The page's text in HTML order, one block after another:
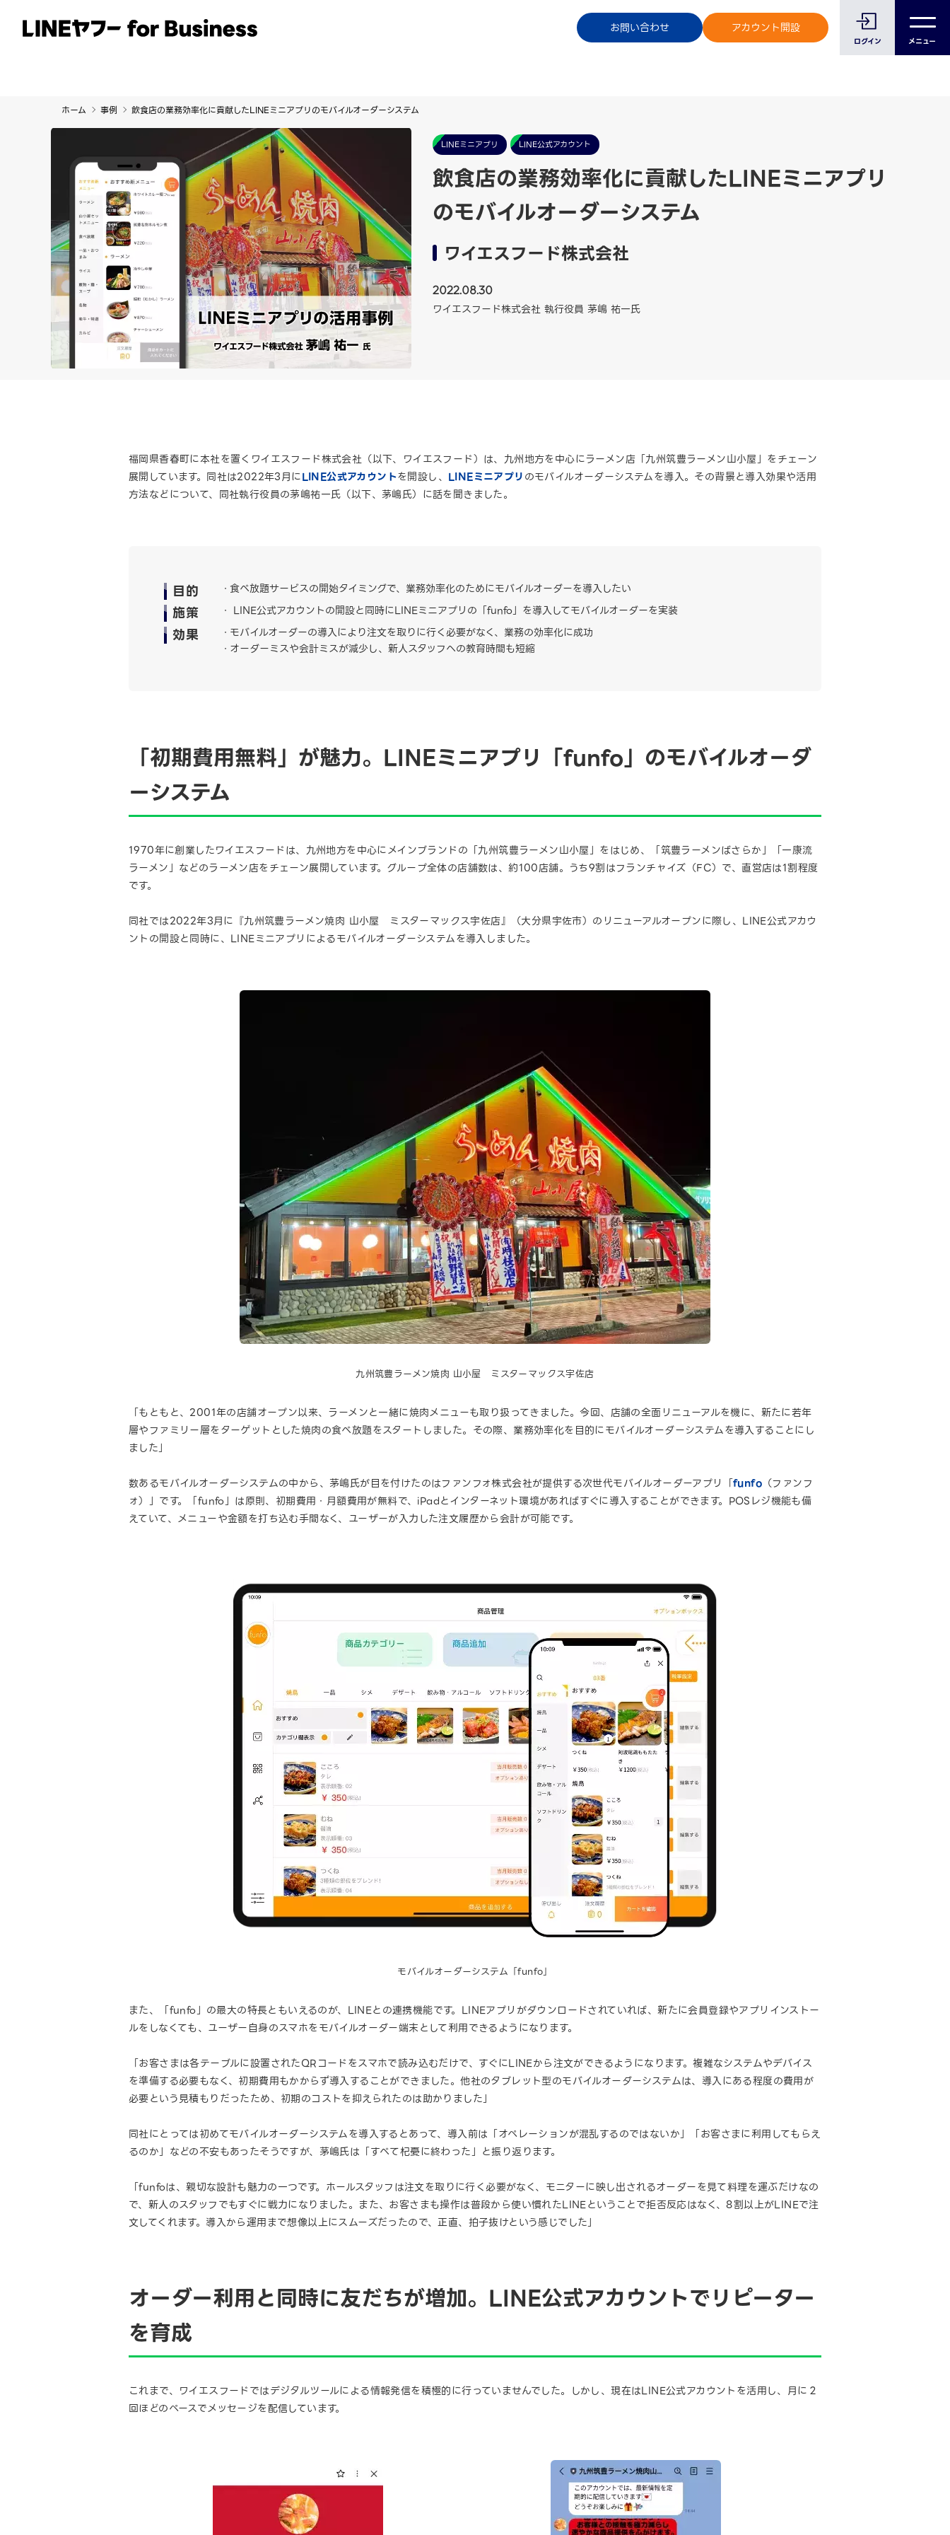
お問い合わせ アカウント開設
ログイン メニュー
サービス 事例 イベント・セミナー ご利用中のお客様へ
ホーム 事例 飲食店の業務効率化に貢献したLINEミニアプリのモバイルオーダーシステム
LINEミニアプリ LINE公式アカウント
飲食店の業務効率化に貢献したLINEミニアプリ
のモバイルオーダーシステム
ワイエスフード株式会社
2022.08.30
ワイエスフード株式会社 執行役員 茅嶋 祐一氏
福岡県香春町に本社を置くワイエスフード株式会社（以下、ワイエスフード）は、九州地方を中心にラーメン店「九州筑豊ラーメン山小屋」をチェーン
展開しています。同社は2022年3月にLINE公式アカウントを開設し、 LINEミニアプリのモバイルオーダーシステムを導入。その背景と導入効果や活用
方法などについて、同社執行役員の茅嶋祐一氏（以下、茅嶋氏）に話を聞きました。
目的 食べ放題サービスの開始タイミングで、業務効率化のためにモバイルオーダーを導入したい
施策 LINE公式アカウントの開設と同時にLINEミニアプリの「funfo」を導入してモバイルオーダーを実装
効果
モバイルオーダーの導入により注文を取りに行く必要がなく、業務の効率化に成功
オーダーミスや会計ミスが減少し、新人スタッフへの教育時間も短縮
「初期費用無料」が魅力。LINEミニアプリ「funfo」のモバイルオーダ
ーシステム
1970年に創業したワイエスフードは、九州地方を中心にメインブランドの「九州筑豊ラーメン山小屋」をはじめ、「筑豊ラーメンばさらか」「一康流
ラーメン」などのラーメン店をチェーン展開しています。グループ全体の店舗数は、約100店舗。うち9割はフランチャイズ（FC）で、直営店は1割程度
です。
同社では2022年3月に『九州筑豊ラーメン焼肉 山小屋 ミスターマックス宇佐店』（大分県宇佐市）のリニューアルオープンに際し、LINE公式アカウ
ントの開設と同時に、LINEミニアプリによるモバイルオーダーシステムを導入しました。
九州筑豊ラーメン焼肉 山小屋 ミスターマックス宇佐店
「もともと、2001年の店舗オープン以来、ラーメンと一緒に焼肉メニューも取り扱ってきました。今回、店舗の全面リニューアルを機に、新たに若年
層やファミリー層をターゲットとした焼肉の食べ放題をスタートしました。その際、業務効率化を目的にモバイルオーダーシステムを導入することにし
ました」
数あるモバイルオーダーシステムの中から、茅嶋氏が目を付けたのはファンフォ株式会社が提供する次世代モバイルオーダーアプリ「funfo （ファンフ
ォ）」です。「funfo」は原則、初期費用・月額費用が無料で、iPadとインターネット環境があればすぐに導入することができます。POSレジ機能も備
えていて、メニューや金額を打ち込む手間なく、ユーザーが入力した注文履歴から会計が可能です。
モバイルオーダーシステム「funfo」
また、「funfo」の最大の特長ともいえるのが、LINEとの連携機能です。LINEアプリがダウンロードされていれば、新たに会員登録やアプリインストー
ルをしなくても、ユーザー自身のスマホをモバイルオーダー端末として利用できるようになります。
「お客さまは各テーブルに設置されたQRコードをスマホで読み込むだけで、すぐにLINEから注文ができるようになります。複雑なシステムやデバイス
を準備する必要もなく、初期費用もかからず導入することができました。他社のタブレット型のモバイルオーダーシステムは、導入にある程度の費用が
必要という見積もりだったため、初期のコストを抑えられたのは助かりました」
同社にとっては初めてモバイルオーダーシステムを導入するとあって、導入前は「オペレーションが混乱するのではないか」「お客さまに利用してもらえ
るのか」などの不安もあったそうですが、茅嶋氏は「すべて杞憂に終わった」と振り返ります。
「funfoは、親切な設計も魅力の一つです。ホールスタッフは注文を取りに行く必要がなく、モニターに映し出されるオーダーを見て料理を運ぶだけなの
で、新人のスタッフでもすぐに戦力になりました。また、お客さまも操作は普段から使い慣れたLINEということで拒否反応はなく、8割以上がLINEで注
文してくれます。導入から運用まで想像以上にスムーズだったので、正直、拍子抜けという感じでした」
オーダー利用と同時に友だちが増加。LINE公式アカウントでリピーター
を育成
これまで、ワイエスフードではデジタルツールによる情報発信を積極的に行っていませんでした。しかし、現在はLINE公式アカウントを活用し、月に２
回ほどのペースでメッセージを配信しています。